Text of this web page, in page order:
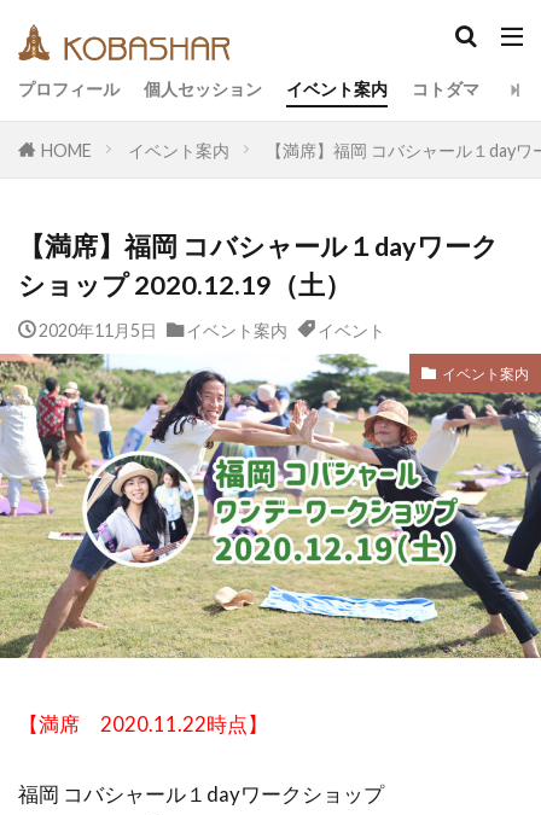
プロフィール 個人セッション イベント案内 コトダマ
HOME イベント案内 【満席】福岡 コバシャール１day
【満席】福岡 コバシャール１dayワーク
ショップ 2020.12.19（土）
2020年11月5日 イベント案内 イベント
イベント案内
【満席 2020.11.22時点】
福岡 コバシャール１dayワークショップ
カテゴリー
アーティスト
イベント
イヤシロチ
エコ
オフグリッド
キールタン
デトックス
バシャール・宇宙の法則
メッセージ
ヨガ
リトリート
ワンネス
ヴィーガン 健康
動画
友人
合宿 名古屋 地底人
子供
宇宙人
岐阜 引き寄せの法則
愛
断食
旅 沖縄 満月
石川県
祓い
覚醒の学校 農業
金沢市
鎮魂
非二元